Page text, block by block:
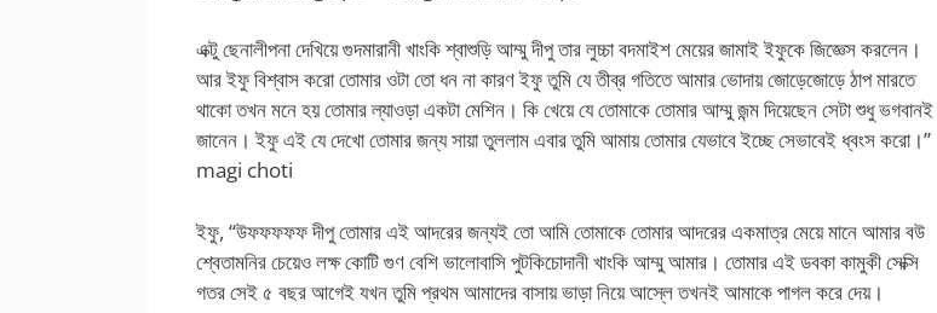
এক্টু ছেনালীপনা দেখিয়ে গুদমারানী খাংকি শ্বাশুড়ি আম্মু দীপু তার লুচ্চা বদমাইশ মেয়ের জামাই ইফুকে জিজ্ঞেস করলেন।
আর ইফু বিশ্বাস করো তোমার ওটা তো ধন না কারণ ইফু তুমি যে তীব্র গতিতে আমার ভোদায় জোড়েজোড়ে ঠাপ মারতে
থাকো তখন মনে হয় তোমার ল্যাওড়া একটা মেশিন। কি খেয়ে যে তোমাকে তোমার আম্মু জন্ম দিয়েছেন সেটা শুধু ভগবানই
জানেন। ইফু এই যে দেখো তোমার জন্য সায়া তুললাম এবার তুমি আমায় তোমার যেভাবে ইচ্ছে সেভাবেই ধ্বংস করো।”
magi choti
ইফু, “উফফফফফ দীপু তোমার এই আদরের জন্যই তো আমি তোমাকে তোমার আদরের একমাত্র মেয়ে মানে আমার বউ
শ্বেতামনির চেয়েও লক্ষ কোটি গুণ বেশি ভালোবাসি পুটকিচোদানী খাংকি আম্মু আমার। তোমার এই ডবকা কামুকী সেক্সি
গতর সেই ৫ বছর আগেই যখন তুমি প্রথম আমাদের বাসায় ভাড়া নিয়ে আস্লে তখনই আমাকে পাগল করে দেয়।